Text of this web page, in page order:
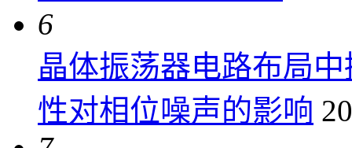
6
晶体振荡器电路布局
性对相位噪声的影响